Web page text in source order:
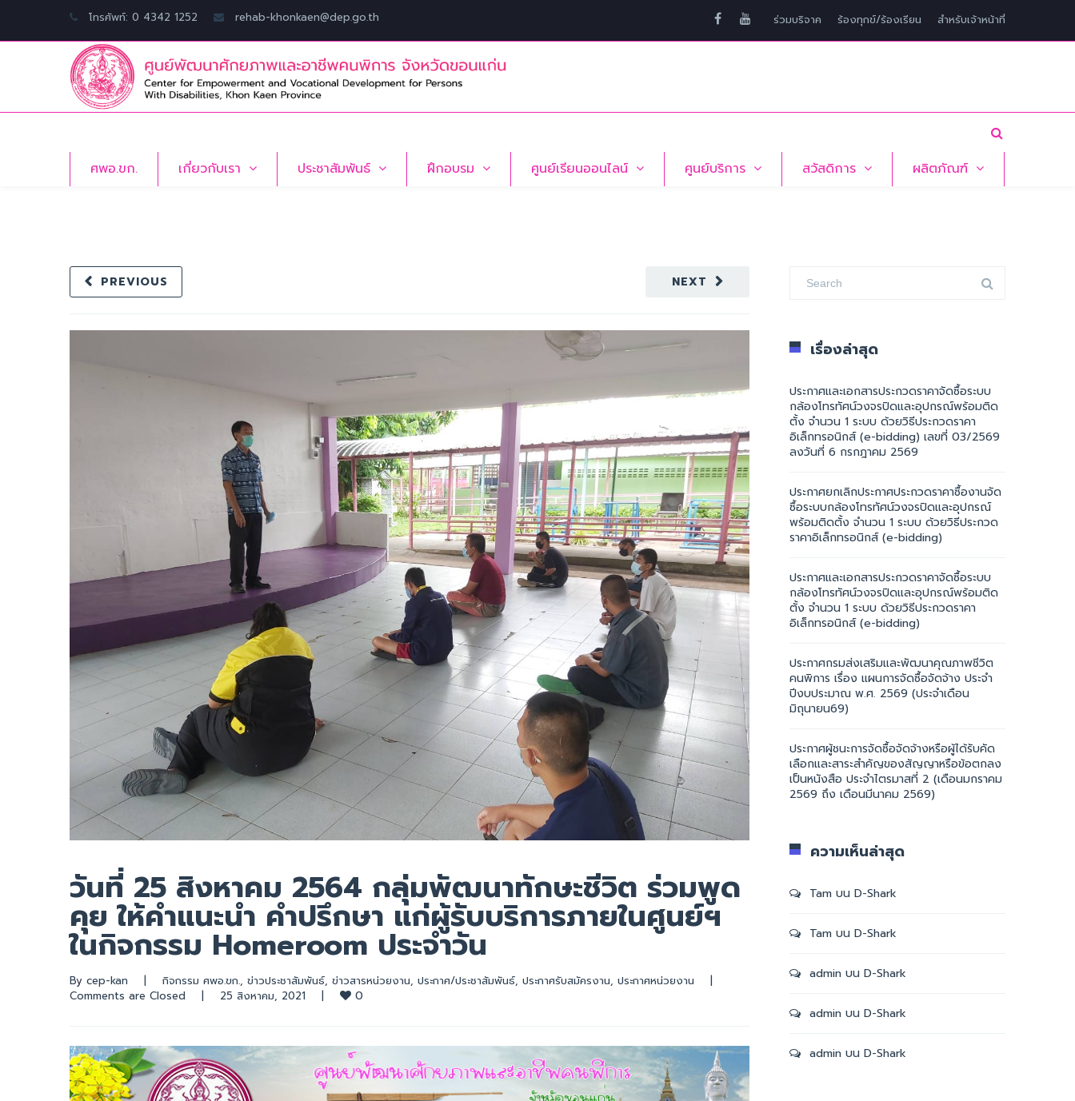
โทรศัพท์: 0 4342 1252 rehab-khonkaen@dep.go.th ร่วมบริจาค ร้องทุกข์/ร้องเรียน สำหรับเจ้าหน้าที่
ศพอ.ขก. เกี่ยวกับเรา ประชาสัมพันธ์ ฝึกอบรม ศูนย์เรียนออนไลน์ ศูนย์บริการ สวัสดิการ ผลิตภัณฑ์
NEXT
PREVIOUS
วันที่ 25 สิงหาคม 2564 กลุ่มพัฒนาทักษะชีวิต ร่วมพูด
คุย ให้คำแนะนำ คำปรึกษา แก่ผู้รับบริการภายในศูนย์ฯ
ในกิจกรรม Homeroom ประจำวัน
By cep-kan | กิจกรรม ศพอ.ขก., ข่าวประชาสัมพันธ์, ข่าวสารหน่วยงาน, ประกาศ/ประชาสัมพันธ์, ประกาศรับสมัครงาน, ประกาศหน่วยงาน
|
Comments are Closed
| 25 สิงหาคม, 2021 | 0
เรื่องล่าสุด
ประกาศและเอกสารประกวดราคาจัดซื้อระบบ
กล้องโทรทัศน์วงจรปิดและอุปกรณ์พร้อมติด
ตั้ง จำนวน 1 ระบบ ด้วยวิธีประกวดราคา
อิเล็กทรอนิกส์ (e-bidding) เลขที่ 03/2569
ลงวันที่ 6 กรกฎาคม 2569
ประกาศยกเลิกประกาศประกวดราคาซื้องานจัด
ซื้อระบบกล้องโทรทัศน์วงจรปิดและอุปกรณ์
พร้อมติดตั้ง จำนวน 1 ระบบ ด้วยวิธีประกวด
ราคาอิเล็กทรอนิกส์ (e-bidding)
ประกาศและเอกสารประกวดราคาจัดซื้อระบบ
กล้องโทรทัศน์วงจรปิดและอุปกรณ์พร้อมติด
ตั้ง จำนวน 1 ระบบ ด้วยวิธีประกวดราคา
อิเล็กทรอนิกส์ (e-bidding)
ประกาศกรมส่งเสริมและพัฒนาคุณภาพชีวิต
คนพิการ เรื่อง แผนการจัดซื้อจัดจ้าง ประจำ
ปีงบประมาณ พ.ศ. 2569 (ประจำเดือน
มิถุนายน69)
ประกาศผู้ชนะการจัดซื้อจัดจ้างหรือผู้ได้รับคัด
เลือกและสาระสำคัญของสัญญาหรือข้อตกลง
เป็นหนังสือ ประจำไตรมาสที่ 2 (เดือนมกราคม
2569 ถึง เดือนมีนาคม 2569)
ความเห็นล่าสุด
Tam บน D-Shark
Tam บน D-Shark
admin บน D-Shark
admin บน D-Shark
admin บน D-Shark